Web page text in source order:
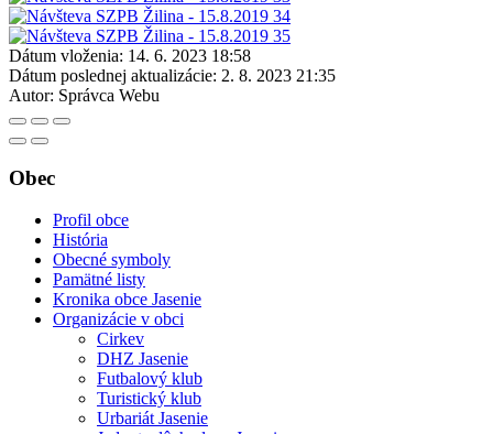
Dátum vloženia: 14. 6. 2023 18:58
Dátum poslednej aktualizácie: 2. 8. 2023 21:35
Autor: Správca Webu
Obec
Profil obce
História
Obecné symboly
Pamätné listy
Kronika obce Jasenie
Organizácie v obci
Cirkev
DHZ Jasenie
Futbalový klub
Turistický klub
Urbariát Jasenie